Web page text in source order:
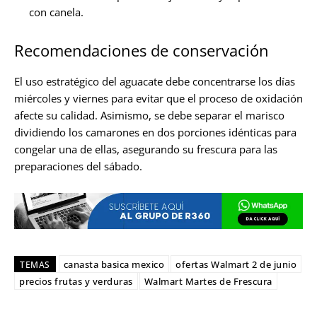
con canela.
Recomendaciones de conservación
El uso estratégico del aguacate debe concentrarse los días
miércoles y viernes para evitar que el proceso de oxidación
afecte su calidad. Asimismo, se debe separar el marisco
dividiendo los camarones en dos porciones idénticas para
congelar una de ellas, asegurando su frescura para las
preparaciones del sábado.
TEMAS canasta basica mexico
ofertas Walmart 2 de junio
precios frutas y verduras
Walmart Martes de Frescura